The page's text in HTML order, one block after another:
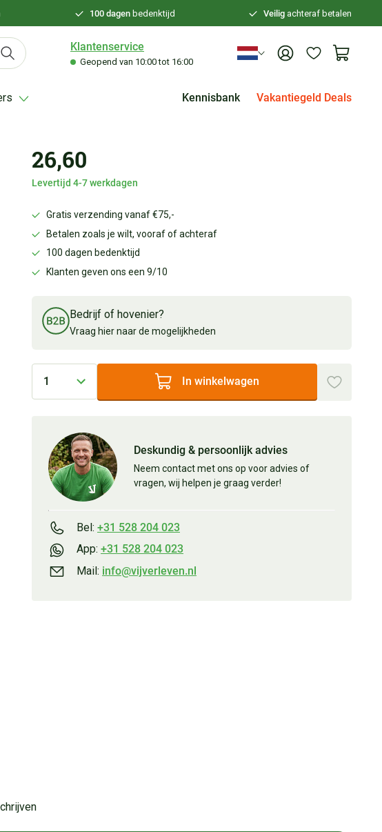
100 dagenbedenktijd Veiligachteraf betalen
Klantenservice
Geopend van 10:00 tot 16:00
Kennisbank Vakantiegeld Deals
26,60
Levertijd 4-7 werkdagen
Gratis verzending vanaf €75,-
Betalen zoals je wilt, vooraf of achteraf
100 dagen bedenktijd
Klanten geven ons een 9/10
Bedrijf of hovenier?
Vraag hier naar de mogelijkheden
In winkelwagen
Deskundig & persoonlijk advies
Neem contact met ons op voor advies of
vragen, wij helpen je graag verder!
Bel: +31 528 204 023
App: +31 528 204 023
Mail: info@vijverleven.nl